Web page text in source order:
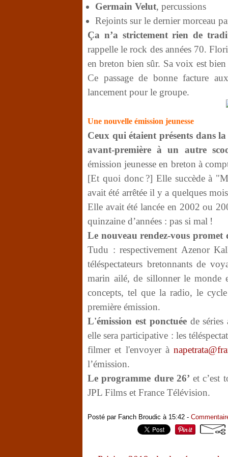
Germain Velut, percussions
Rejoints sur le dernier morceau
Ça n’a strictement rien de
rappelle le rock des années 70.
en breton bien sûr. Sa voix est bien
Ce passage de bonne facture
lancement pour le groupe.
Une nouvelle émission jeunesse
Ceux qui étaient présents dans
avant-première à un autre
émission jeunesse en breton à
[Et quoi donc ?] Elle succède à
avait été arrêtée il y a quelques
Elle avait été lancée en 2002 ou
quinzaine d’années : pas si mal !
Le nouveau rendez-vous promet
Tudu : respectivement Azenor
téléspectateurs bretonnants de
marin ailé, de sillonner le monde
concepts, tel que la radio, le
première émission.
L'émission est ponctuéede séries
elle sera participative : les
filmer et l'envoyer à
l’émission.
Le programme dure 26’ et c’est
JPL Films et France Télévision.
Posté par Fanch Broudic à 15:42 -